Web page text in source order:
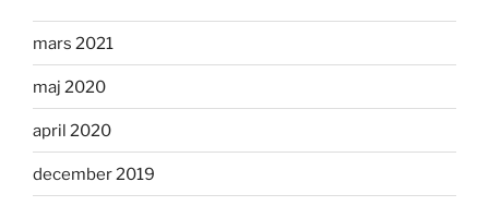
mars 2021
maj 2020
april 2020
december 2019